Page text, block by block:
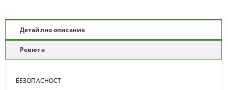
Детайлно описание
Ревюта
БЕЗОПАСНОСТ